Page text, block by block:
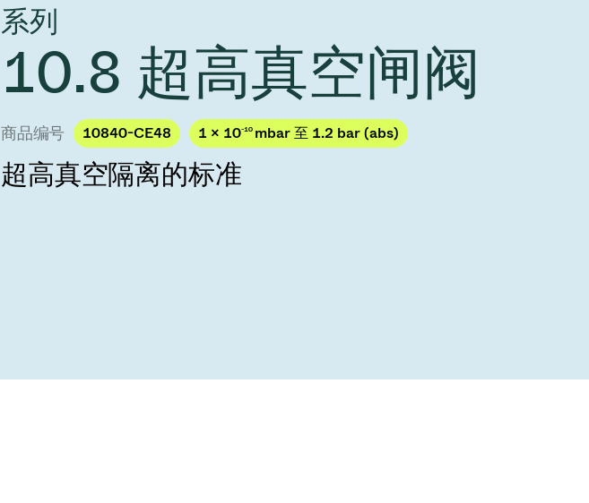
year 2026 Results
Ad hoc announcement pursuant to Art. 53
LR
Ad hoc announcement pursuant to Art. 53
LR
系列
10.8 超高真空闸阀
商品编号 10840-CE48 1 × 10-10 mbar 至 1.2 bar (abs)
超高真空隔离的标准